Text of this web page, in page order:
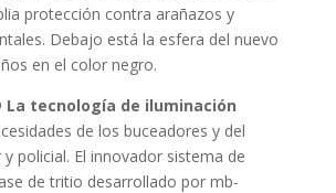
protección contra arañazos y
Debajo está la esfera del nuevo
en el color negro.
tecnología de iluminación
de los buceadores y del
policial. El innovador sistema de
de tritio desarrollado por mb-